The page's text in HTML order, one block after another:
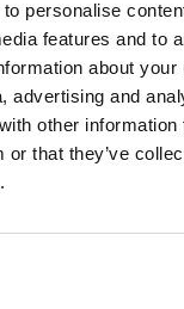
personalise
features and to
about
advertising and
other information
or that they’ve
idéale
doté d’une
de
Installé à côté,